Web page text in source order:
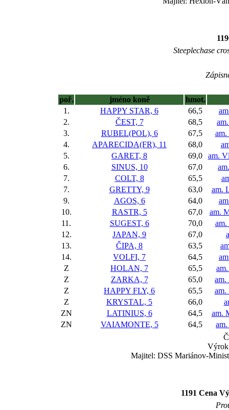
Steeplechase
poř. jméno koně
hmot.
1.
HAPPY STAR, 6 66,5
2.
ČEST, 7 68,5
3.
RUBEL(POL), 6 67,5
am.
4.
APARECIDA(FR), 11 68,0
5.
GARET, 8 69,0
am.
6.
SINUS, 10 67,0
7.
COLT, 8 65,5
7.
GRETTY, 9 63,0
am.
9.
AGOS, 6 64,0
10.
RASTR, 5 67,0
am.
11.
SUGEST, 6 70,0
am.
12.
JAPAN, 9 67,0
13.
ČIPA, 8 63,5
14.
VOLFI, 7 64,5
Z
HOLAN, 7 65,5
Z
ZARKA, 7 65,0
am.
Z
HAPPY FLY, 6 65,5
am.
Z
KRYSTAL, 5 66,0
ZN
LATINIUS, 6 64,5
am.
ZN
VAIAMONTE, 5 64,5
Majitel: DSS Mariánov-
1191 Cena